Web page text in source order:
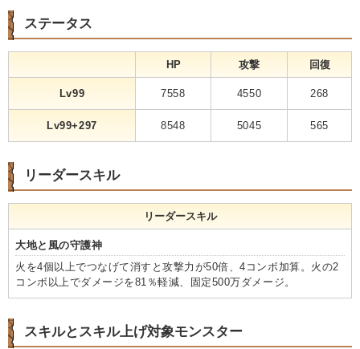
ステータス
HP 攻撃 回復
Lv99 7558 4550 268
Lv99+297 8548 5045 565
リーダースキル
リーダースキル
大地と風の守護神
火を4個以上でつなげて消すと攻撃力が50倍、4コンボ加算。火の2
コンボ以上でダメージを81％軽減、固定500万ダメージ。
スキルとスキル上げ対象モンスター